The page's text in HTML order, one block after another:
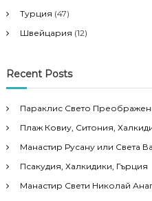
Турция (47)
Швейцария (12)
Recent Posts
Параклис Свето
Плаж Ковиу, Ситония,
Манастир Русану или Света
Псакудия, Халкидики, Гърция
Манастир Свети Николай